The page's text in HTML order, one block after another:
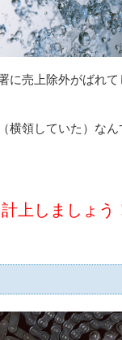
に売上除外がばれて
横領していた）な
上しましょう